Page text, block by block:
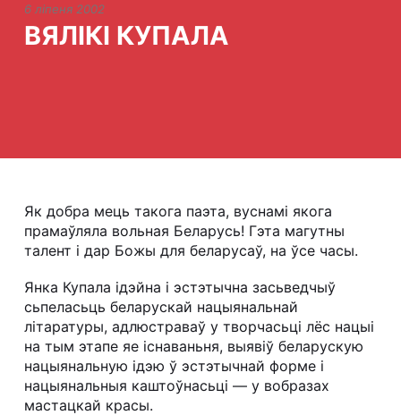
6 ліпеня 2002
ВЯЛІКІ КУПАЛА
Як добра мець такога паэта, вуснамі якога
прамаўляла вольная Беларусь! Гэта магутны
талент і дар Божы для беларусаў, на ўсе часы.
Янка Купала ідэйна і эстэтычна засьведчыў
сьпеласьць беларускай нацыянальнай
літаратуры, адлюстраваў у творчасьці лёс нацыі
на тым этапе яе існаваньня, выявіў беларускую
нацыянальную ідэю ў эстэтычнай форме і
нацыянальныя каштоўнасьці — у вобразах
мастацкай красы.